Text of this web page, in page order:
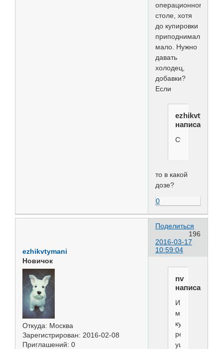
операционном
столе, хотя
до купировки
приподнимались
мало. Нужно
давать
холодец,
добавки?
Если
ezhikvtymani
написал(а):
Структувит
то в какой
дозе?
0
Поделиться
196
2016-03-17
10:59:04
ezhikvtymani
Новичок
Откуда: Москва
Зарегистрирован: 2016-02-08
Приглашений: 0
nv
написал(а):
И
мы
купировали
ребенку
уши